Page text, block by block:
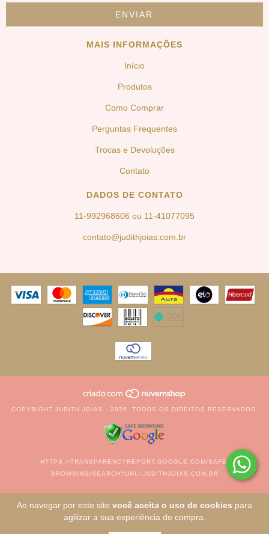
Ao navegar por este site você aceita o uso de cookies para
agilizar a sua experiência de compra.
MAIS INFORMAÇÕES
Início
Produtos
Como Comprar
Perguntas Frequentes
Trocas e Devoluções
Contato
DADOS DE CONTATO
11-992968606 ou 11-41077095
contato@judithjoias.com.br
COPYRIGHT JUDITH JOIAS - 2026. TODOS OS DIREITOS RESERVADOS.
HTTPS://TRANSPARENCYREPORT.GOOGLE.COM/SAFE-
BROWSING/SEARCH?URL=JUDITHJOIAS.COM.BR